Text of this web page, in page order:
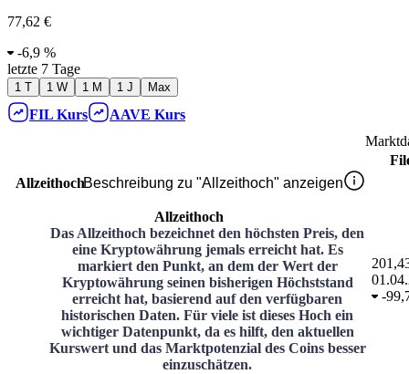
77,62 €
-6,9 %
letzte 7 Tage
1 T 1 W 1 M 1 J Max
FIL Kurs AAVE Kurs
AllzeithochBeschreibung zu "Allzeithoch" anzeigen
Allzeithoch
Das Allzeithoch bezeichnet den höchsten Preis, den
eine Kryptowährung jemals erreicht hat. Es
markiert den Punkt, an dem der Wert der
Kryptowährung seinen bisherigen Höchststand
erreicht hat, basierend auf den verfügbaren
historischen Daten. Für viele ist dieses Hoch ein
wichtiger Datenpunkt, da es hilft, den aktuellen
Kurswert und das Marktpotenzial des Coins besser
einzuschätzen.
-